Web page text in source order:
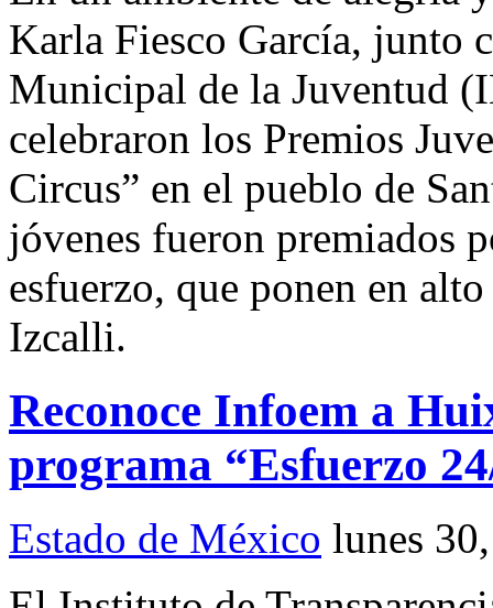
Karla Fiesco García, junto
Municipal de la Juventud
celebraron los Premios
Circus” en el pueblo de
jóvenes fueron premiados
esfuerzo, que ponen en
Izcalli.
Reconoce Infoem a
programa “Esfuerzo
Estado de México lunes